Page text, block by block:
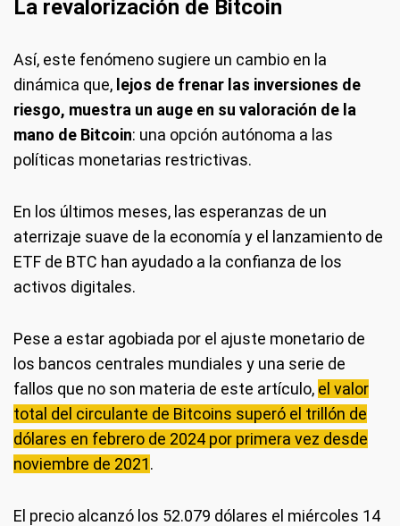
La revalorización de Bitcoin
Así, este fenómeno sugiere un cambio en la
dinámica que, lejos de frenar las inversiones de
riesgo, muestra un auge en su valoración de la
mano de Bitcoin: una opción autónoma a las
políticas monetarias restrictivas.
En los últimos meses, las esperanzas de un
aterrizaje suave de la economía y el lanzamiento de
ETF de BTC han ayudado a la confianza de los
activos digitales.
Pese a estar agobiada por el ajuste monetario de
los bancos centrales mundiales y una serie de
fallos que no son materia de este artículo, el valor
total del circulante de Bitcoins superó el trillón de
dólares en febrero de 2024 por primera vez desde
noviembre de 2021.
El precio alcanzó los 52.079 dólares el miércoles 14